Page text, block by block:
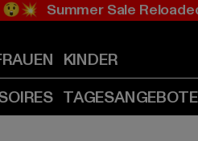
😲💥 Summer Sale
KINDER
TAGESANGEBOTE